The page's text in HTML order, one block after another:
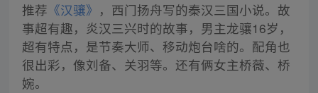
推荐 《汉骧》 ，西门扬舟写的秦汉三国小说。故
事超有趣，炎汉三兴时的故事，男主龙骧16岁，
超有特点，是节奏大师、移动炮台啥的。配角也
很出彩，像刘备、关羽等。还有俩女主桥薇、桥
婉。